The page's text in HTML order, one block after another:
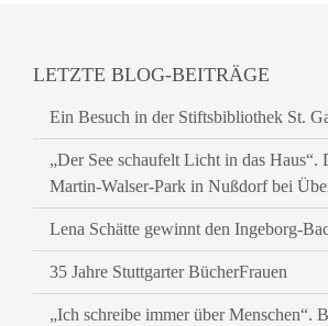
LETZTE BLOG-BEITRÄGE
Ein Besuch in der Stiftsbibliothek St.
„Der See schaufelt Licht in das Haus“.
Martin-Walser-Park in Nußdorf bei
Lena Schätte gewinnt den Ingeborg-
35 Jahre Stuttgarter BücherFrauen
„Ich schreibe immer über Menschen“.